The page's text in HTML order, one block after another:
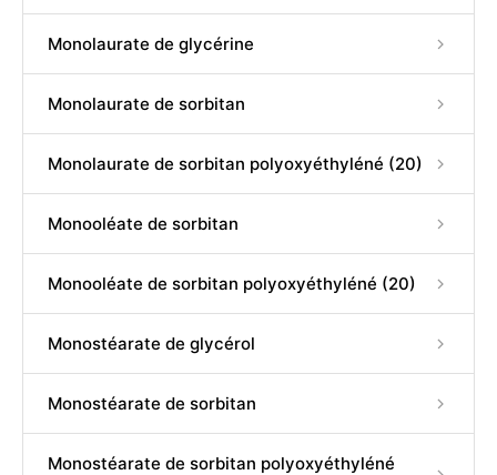
Monolaurate de glycérine
Monolaurate de sorbitan
Monolaurate de sorbitan polyoxyéthyléné (20)
Monooléate de sorbitan
Monooléate de sorbitan polyoxyéthyléné (20)
Monostéarate de glycérol
Monostéarate de sorbitan
Monostéarate de sorbitan polyoxyéthyléné